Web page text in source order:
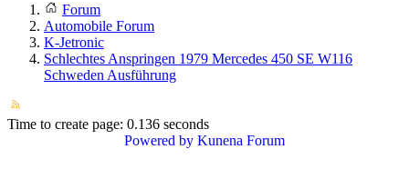
Forum
Automobile Forum
K-Jetronic
Schlechtes Anspringen 1979 Mercedes 450 SE W116
Schweden Ausführung
Time to create page: 0.136 seconds
Powered by Kunena Forum